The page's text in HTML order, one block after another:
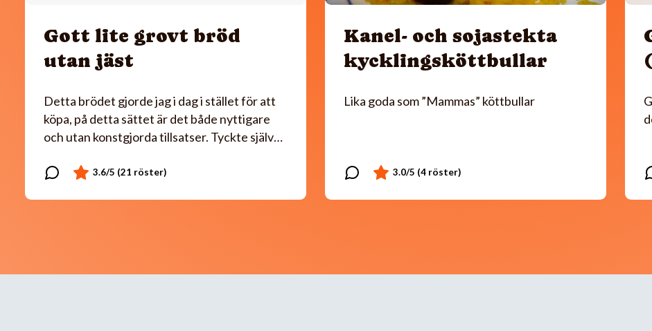
Gott lite grovt bröd
utan jäst
Detta brödet gjorde jag i dag i stället för att
köpa, på detta sättet är det både nyttigare
och utan konstgjorda tillsatser. Tyckte själv…
Kanel- och sojastekta
kycklingsköttbullar
Lika goda som ”Mammas” köttbullar